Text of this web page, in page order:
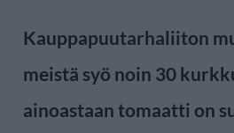
Kauppapuutarhaliiton
meistä syö noin 30
ainoastaan tomaatti on